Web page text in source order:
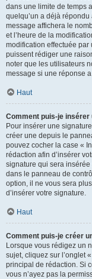
dans une limite de temps
quelqu’un a déjà
message affichera le
et l’heure de la
modification effectuée par
puissent rédiger une
noter que les utilisateurs
message si une réponse
Haut
Comment puis-je insérer
Pour insérer une
créer une depuis le
pouvez cocher la case «
rédaction afin d’insérer
signature qui sera
dans le panneau de
option, il ne vous sera
d’insérer votre signature.
Haut
Comment puis-je créer
Lorsque vous rédigez un
sujet, cliquez sur l’onglet
principal de rédaction. Si
vous n’ayez pas la